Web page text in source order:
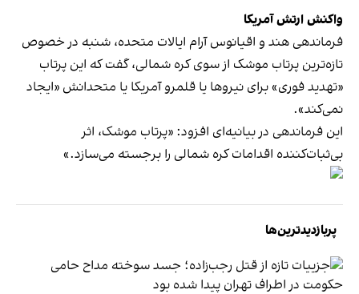
واکنش ارتش آمریکا
فرماندهی هند و اقیانوس آرام ایالات متحده، شنبه در خصوص
تازه‌ترین پرتاب موشک از سوی کره شمالی، گفت که این پرتاب
«تهدید فوری» برای نیروها یا قلمرو آمریکا یا متحدانش «ایجاد
نمی‌کند».
این فرماندهی در بیانیه‌ای افزود: «پرتاب موشک، اثر
بی‌ثبات‌کننده‌ اقدامات کره شمالی را برجسته می‌سازد.»
پربازدیدترین‌ها